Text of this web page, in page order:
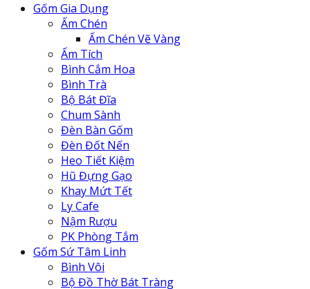
Gốm Gia Dụng
Ấm Chén
Ấm Chén Vẽ Vàng
Ấm Tích
Bình Cắm Hoa
Bình Trà
Bộ Bát Đĩa
Chum Sành
Đèn Bàn Gốm
Đèn Đốt Nến
Heo Tiết Kiệm
Hũ Đựng Gạo
Khay Mứt Tết
Ly Cafe
Nậm Rượu
PK Phòng Tắm
Gốm Sứ Tâm Linh
Bình Vôi
Bộ Đồ Thờ Bát Tràng